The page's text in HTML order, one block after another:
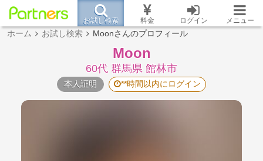
お試し検索 料金 ログイン メニュー
ホーム お試し検索 Moonさんのプロフィール
Moon
60代 群馬県 館林市
本人証明 **時間以内にログイン